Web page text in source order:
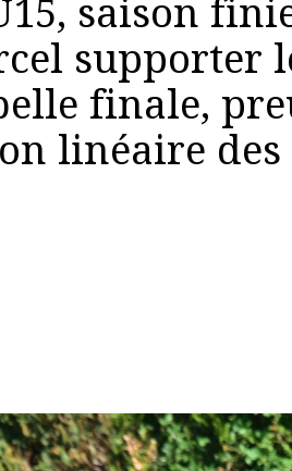
saison
supporter
finale,
linéaire